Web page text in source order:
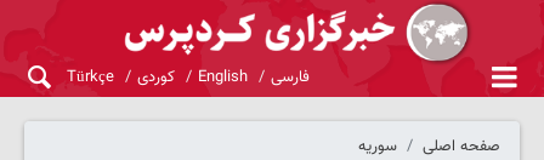
فارسی English کوردی Türkçe
صفحه اصلی سوریه